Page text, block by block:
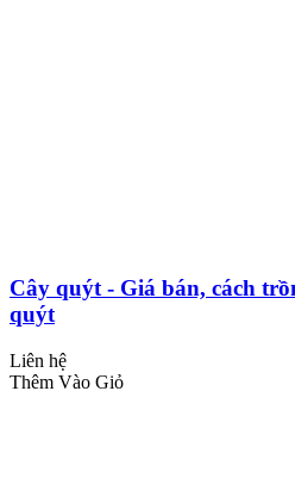
Cây quýt - Giá bán, cách
quýt
Liên hệ
Thêm Vào Giỏ